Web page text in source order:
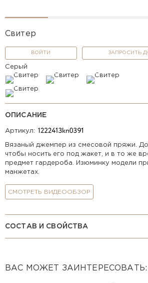
Свитер
ВОЙТИ ЗАПРОСИТЬ
Серый
ОПИСАНИЕ
Артикул:
Вязаный джемпер из смесовой пряжи.
чтобы носить его под жакет, и в то же
предмет гардероба. Изюминку модели
манжетах.
СМОТРЕТЬ ВИДЕООБЗОР
СОСТАВ И СВОЙСТВА
ВАС МОЖЕТ ЗАИНТЕРЕСОВАТЬ: